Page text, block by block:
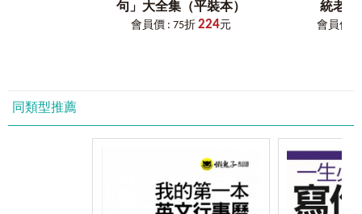
註冊臉書英文班
Step 2 訂閱你的專屬英文教材
娛樂、生活、旅遊等類別，你可以從中挑選較有興趣的幾
個，並按讚加入。千萬別小看這些粉絲專頁，它們都是你的
專屬英文教材，你將能從中學到最道地、最實用的英文！
就是要你來Coming and Joining Us
Invitation?
善用粉絲專頁提升閱讀力 Using Fan Pages to Boost Your
句」大全集（平裝本）
會員價 : 75折 224元
統老外
會員價 :
同類型推薦